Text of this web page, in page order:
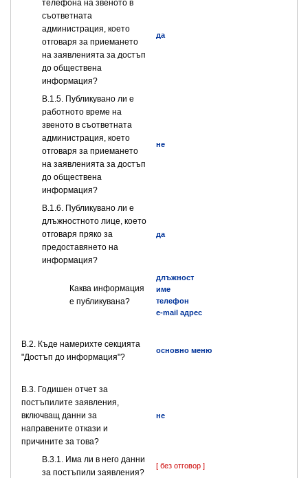
телефона на звеното в
съответната
администрация, което
отговаря за приемането
на заявленията за достъп
до обществена
информация?
да
В.1.5. Публикувано ли е
работното време на
звеното в съответната
администрация, което
отговаря за приемането
на заявленията за достъп
до обществена
информация?
не
В.1.6. Публикувано ли е
длъжностното лице, което
отговаря пряко за
предоставянето на
информация?
да
Каква информация
е публикувана?
длъжност
име
телефон
e-mail адрес
В.2. Къде намерихте секцията
"Достъп до информация"?
основно меню
В.3. Годишен отчет за
постъпилите заявления,
включващ данни за
направените откази и
причините за това?
не
В.3.1. Има ли в него данни
за постъпили заявления?
[ без отговор ]